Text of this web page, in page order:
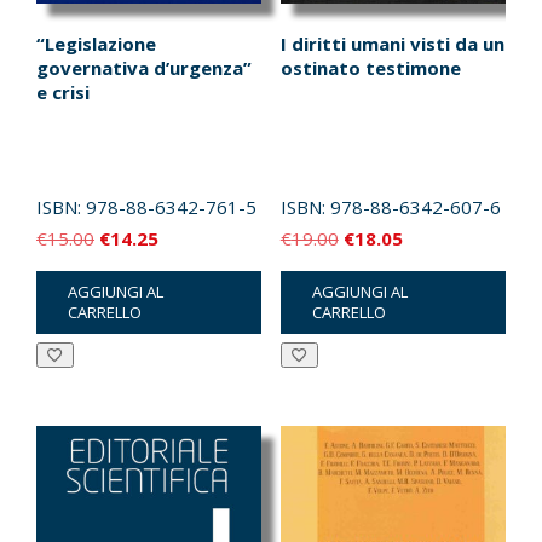
“Legislazione
governativa d’urgenza”
e crisi
ISBN: 978-88-6342-761-5
€15.00 Il
prezzo
originale
era:
€14.25Il
prezzo
attuale
è:
AGGIUNGI AL
CARRELLO
I diritti umani visti da un
ostinato testimone
ISBN: 978-88-6342-607-6
€19.00 Il
prezzo
originale
era:
€18.05Il
prezzo
attuale
è:
AGGIUNGI AL
CARRELLO